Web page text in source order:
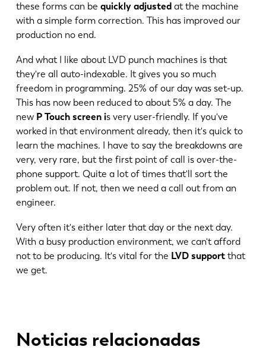
these forms can be quickly adjustedat the machine
with a simple form correction. This has improved our
production no end.
And what I like about LVD punch machines is that
they're all auto-indexable. It gives you so much
freedom in programming. 25% of our day was set-up.
This has now been reduced to about 5% a day. The
new P Touch screen is very user-friendly. If you've
worked in that environment already, then it's quick to
learn the machines. I have to say the breakdowns are
very, very rare, but the first point of call is over-the-
phone support. Quite a lot of times that'll sort the
problem out. If not, then we need a call out from an
engineer.
Very often it's either later that day or the next day.
With a busy production environment, we can't afford
not to be producing. It's vital for the LVD supportthat
we get.
Noticias relacionadas